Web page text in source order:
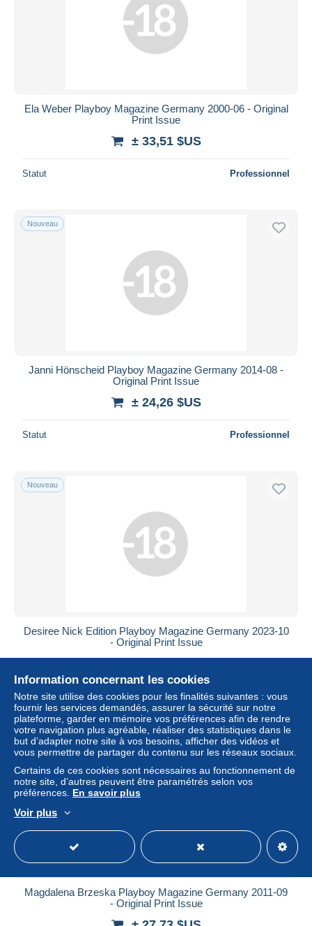
Ela Weber Playboy Magazine Germany 2000-06 - Original
Print Issue
± 33,51 $US
Statut Professionnel
Nouveau
Janni Hönscheid Playboy Magazine Germany 2014-08 -
Original Print Issue
± 24,26 $US
Statut Professionnel
Nouveau
Desiree Nick Edition Playboy Magazine Germany 2023-10
- Original Print Issue
Statut Professionnel
Nouveau
Magdalena Brzeska Playboy Magazine Germany 2011-09
- Original Print Issue
Information concernant les cookies
Notre site utilise des cookies pour les finalités suivantes : vous
fournir les services demandés, assurer la sécurité sur notre
plateforme, garder en mémoire vos préférences afin de rendre
votre navigation plus agréable, réaliser des statistiques dans le
but d’adapter notre site à vos besoins, afficher des vidéos et
vous permettre de partager du contenu sur les réseaux sociaux.
Certains de ces cookies sont nécessaires au fonctionnement de
notre site, d’autres peuvent être paramétrés selon vos
préférences. En savoir plus
Voir plus